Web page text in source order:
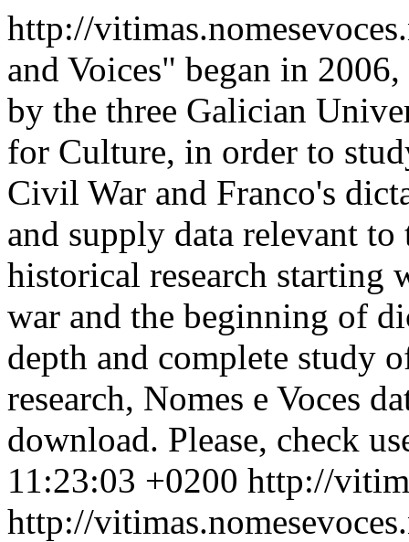
http://
and Voices" began in
by the three Galician
for Culture, in order to
Civil War and Franco's
and supply data relevant
historical research starting
war and the beginning of
depth and complete study
research, Nomes e Voces
download. Please, check
11:23:03 +0200 http://
http://